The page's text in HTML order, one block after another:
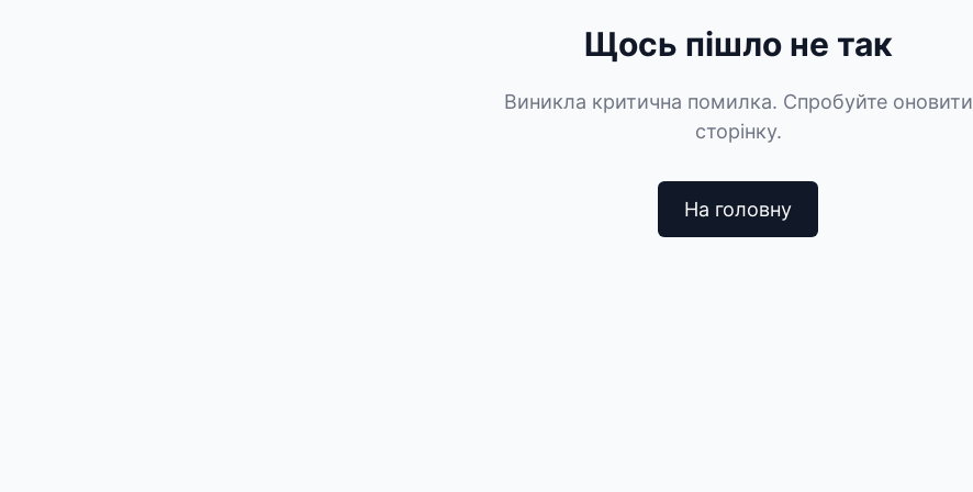
Щось пішло не так
Виникла критична помилка. Спробуйте оновити
сторінку.
На головну